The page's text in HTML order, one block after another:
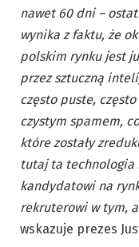
nawet 60 dni –
wynika z faktu, że
polskim rynku jest
przez sztuczną
często puste,
czystym spamem,
które zostały
tutaj ta technologia
kandydatowi na
rekruterowi w tym,
wskazuje prezes